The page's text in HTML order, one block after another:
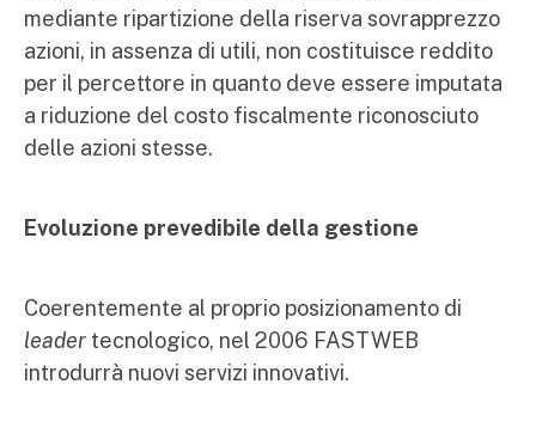
mediante ripartizione della riserva sovrapprezzo
azioni, in assenza di utili, non costituisce reddito
per il percettore in quanto deve essere imputata
a riduzione del costo fiscalmente riconosciuto
delle azioni stesse.
Evoluzione prevedibile della gestione
Coerentemente al proprio posizionamento di
leader tecnologico, nel 2006 FASTWEB
introdurrà nuovi servizi innovativi.